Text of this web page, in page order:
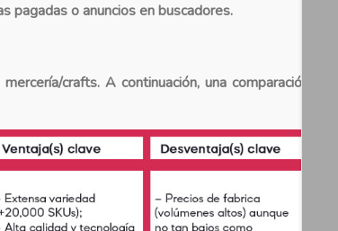
pagadas o anuncios en buscadores.
crafts. A continuación, una comparación